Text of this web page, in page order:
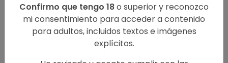
de los editores. Los clasificados publicados en el sitio web no
están sujetos a ningún tipo de autenticación por parte de
Oklute. No es responsable de ningún tipo de reclamos de
veracidad y legitimidad con respecto al placer físico o la
Confirmo que tengo 18o superior y reconozco
mi consentimiento para acceder a contenido
para adultos, incluidos textos e imágenes
explícitos.